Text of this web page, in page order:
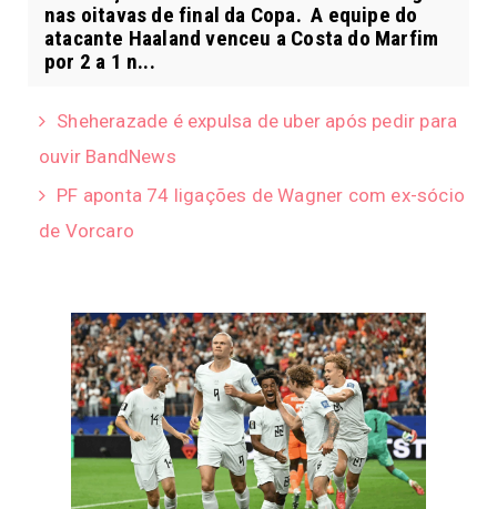
nas oitavas de final da Copa. A equipe do
atacante Haaland venceu a Costa do Marfim
por 2 a 1 n...
Sheherazade é expulsa de uber após pedir para
ouvir BandNews
PF aponta 74 ligações de Wagner com ex-sócio
de Vorcaro